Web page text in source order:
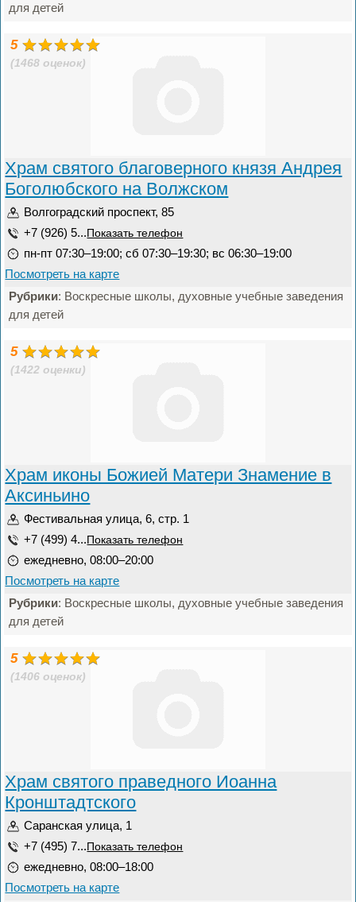
для детей
5
(1468 оценок)
Храм святого благоверного князя Андрея
Боголюбского на Волжском
Волгоградский проспект, 85
+7 (926) 5... Показать телефон
пн-пт 07:30–19:00; сб 07:30–19:30; вс 06:30–19:00
Посмотреть на карте
Рубрики: Воскресные школы, духовные учебные заведения
для детей
5
(1422 оценки)
Храм иконы Божией Матери Знамение в
Аксиньино
Фестивальная улица, 6, стр. 1
+7 (499) 4... Показать телефон
ежедневно, 08:00–20:00
Посмотреть на карте
Рубрики: Воскресные школы, духовные учебные заведения
для детей
5
(1406 оценок)
Храм святого праведного Иоанна
Кронштадтского
Саранская улица, 1
+7 (495) 7... Показать телефон
ежедневно, 08:00–18:00
Посмотреть на карте